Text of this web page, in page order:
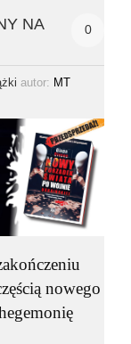
NA
0
autor: MT
nowego